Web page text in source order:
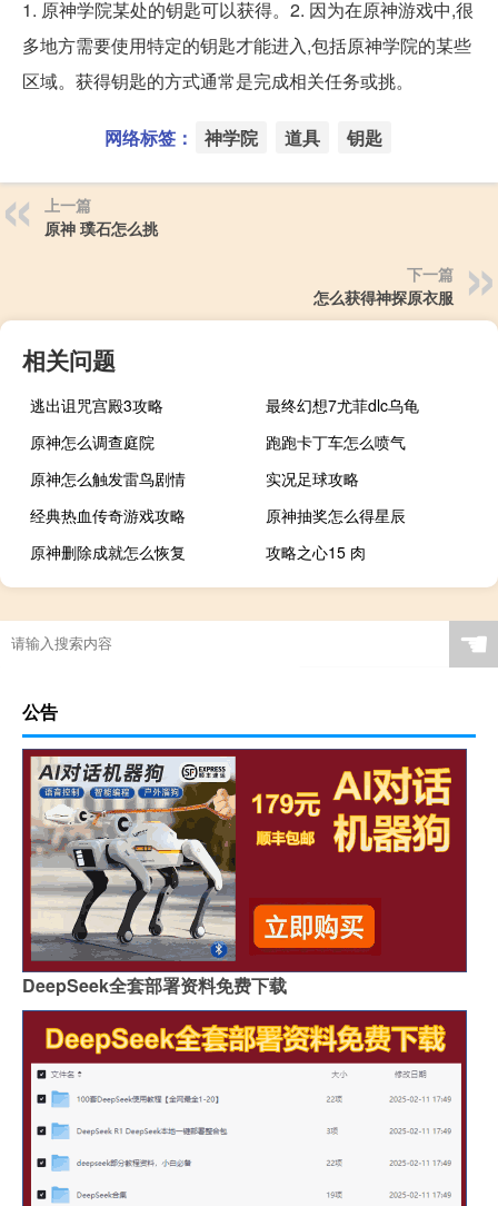
1. 原神学院某处的钥匙可以获得。2. 因为在原神游戏中,很
多地方需要使用特定的钥匙才能进入,包括原神学院的某些
区域。获得钥匙的方式通常是完成相关任务或挑。
网络标签： 神学院 道具 钥匙
上一篇
原神 璞石怎么挑
下一篇
怎么获得神探原衣服
相关问题
逃出诅咒宫殿3攻略
最终幻想7尤菲dlc乌龟
原神怎么调查庭院
跑跑卡丁车怎么喷气
原神怎么触发雷鸟剧情
实况足球攻略
经典热血传奇游戏攻略
原神抽奖怎么得星辰
原神删除成就怎么恢复
攻略之心15 肉
☚
公告
DeepSeek全套部署资料免费下载